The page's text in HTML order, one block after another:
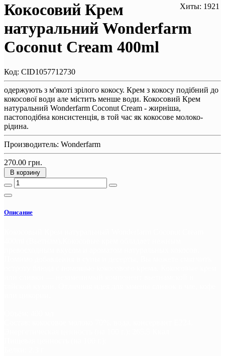
Хиты: 1921
Кокосовий Крем
натуральний Wonderfarm
Coconut Cream 400ml
Код: CID1057712730
одержують з м'якоті зрілого кокосу. Крем з кокосу подібний до
кокосової води але містить менше води. Кокосовий Крем
натуральний Wonderfarm Coconut Cream - жирніша,
пастоподібна консистенція, в той час як кокосове молоко-
рідина.
Производитель: Wonderfarm
270.00 грн.
В корзину
Описание